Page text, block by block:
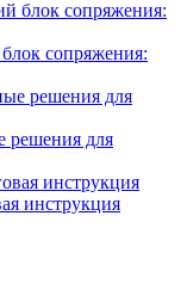
сопряжения:
решения для
инструкция